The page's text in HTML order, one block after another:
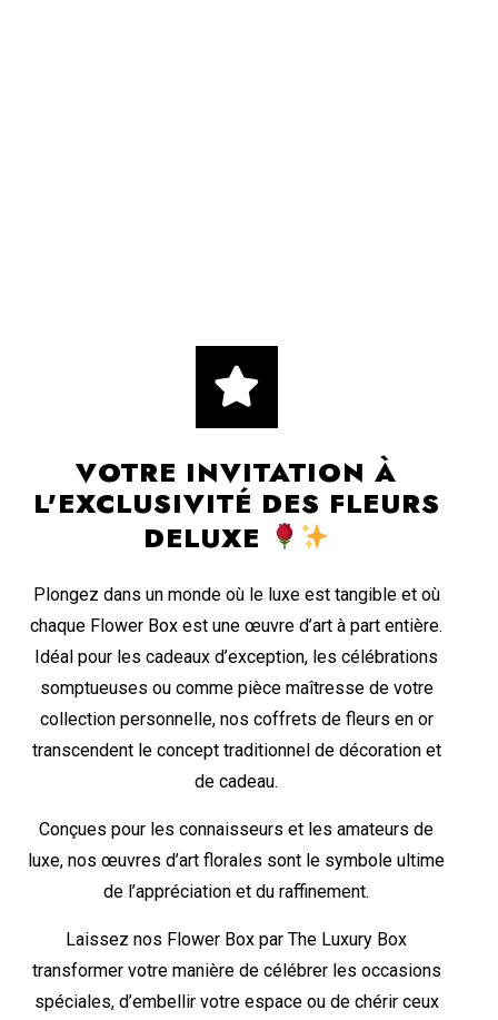
VOTRE INVITATION À
L'EXCLUSIVITÉ DES FLEURS
DELUXE
Plongez dans un monde où le luxe est tangible et où
chaque Flower Box est une œuvre d’art à part entière.
Idéal pour les cadeaux d’exception, les célébrations
somptueuses ou comme pièce maîtresse de votre
collection personnelle, nos coffrets de fleurs en or
transcendent le concept traditionnel de décoration et
de cadeau.
Conçues pour les connaisseurs et les amateurs de
luxe, nos œuvres d’art florales sont le symbole ultime
de l’appréciation et du raffinement.
Laissez nos Flower Box par The Luxury Box
transformer votre manière de célébrer les occasions
spéciales, d’embellir votre espace ou de chérir ceux